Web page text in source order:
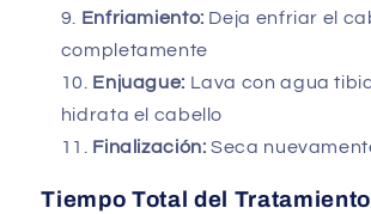
Enfriamiento: Deja enfriar el
completamente
Enjuague: Lava con agua
hidrata el cabello
Finalización: Seca
Tiempo Total del